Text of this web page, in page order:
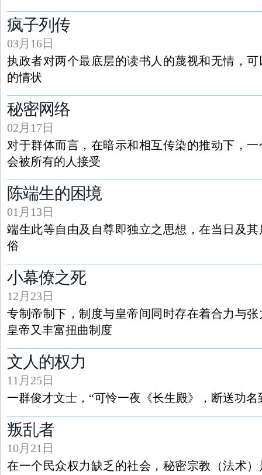
疯子列传
03月16日
执政者对两个最底层的读书人的蔑视和无情，
的情状
秘密网络
02月17日
对于群体而言，在暗示和相互传染的推动下，
会被所有的人接受
陈端生的困境
01月13日
端生此等自由及自尊即独立之思想，在当日及
俗
小幕僚之死
12月23日
专制帝制下，制度与皇帝间同时存在着合力与
皇帝又丰富扭曲制度
文人的权力
11月25日
一群俊才文士，“可怜一夜《长生殿》，断送功名
叛乱者
10月21日
在一个民众权力缺乏的社会，秘密宗教（法术